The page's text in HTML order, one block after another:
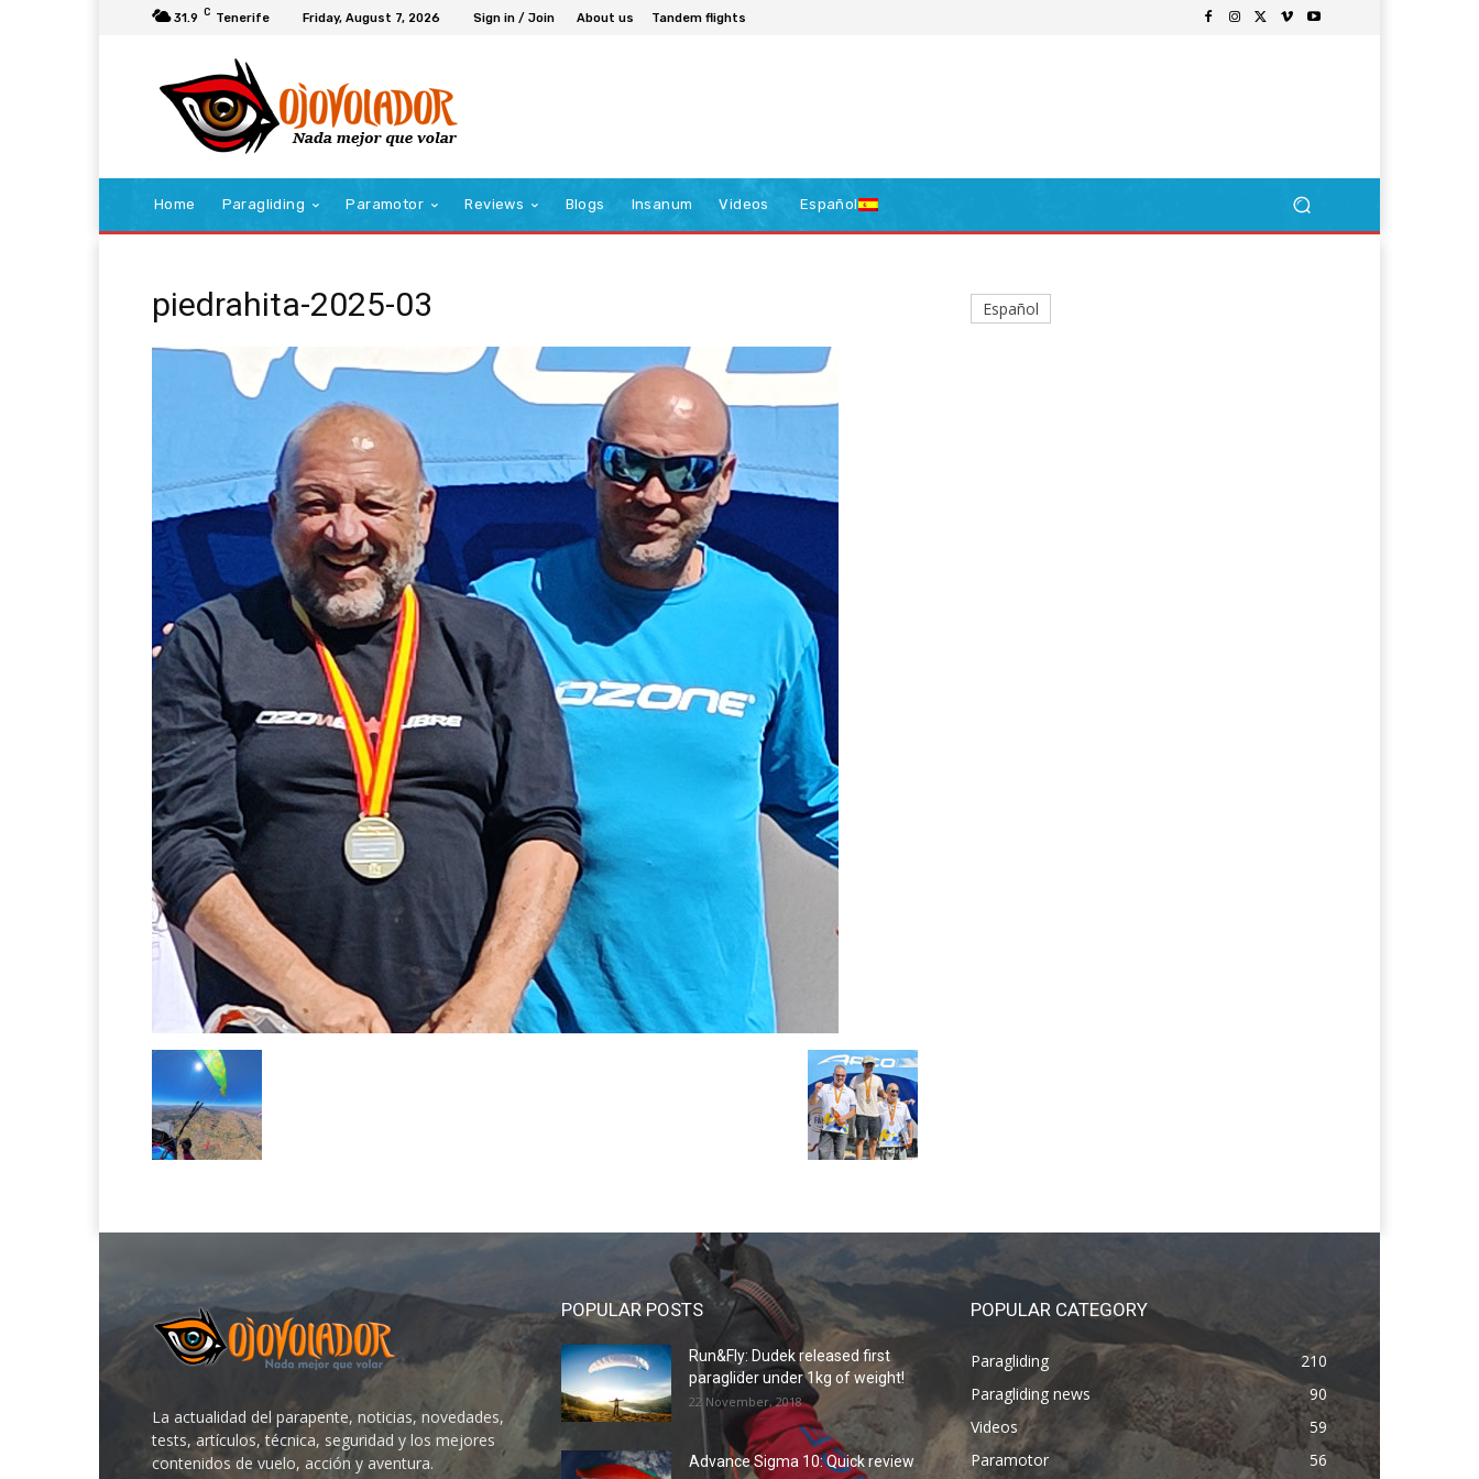
31.9 C Tenerife Friday, August 7, 2026 Sign in / Join About us Tandem flights
Home Paragliding Paramotor Reviews Blogs Insanum Videos Español
piedrahita-2025-03 Español
La actualidad del parapente, noticias, novedades,
tests, artículos, técnica, seguridad y los mejores
contenidos de vuelo, acción y aventura.
POPULAR POSTS
Run&Fly: Dudek released first
paraglider under 1kg of weight!
22 November, 2018
Advance Sigma 10: Quick review
POPULAR CATEGORY
Paragliding
210
Paragliding news
90
Videos
59
Paramotor
56